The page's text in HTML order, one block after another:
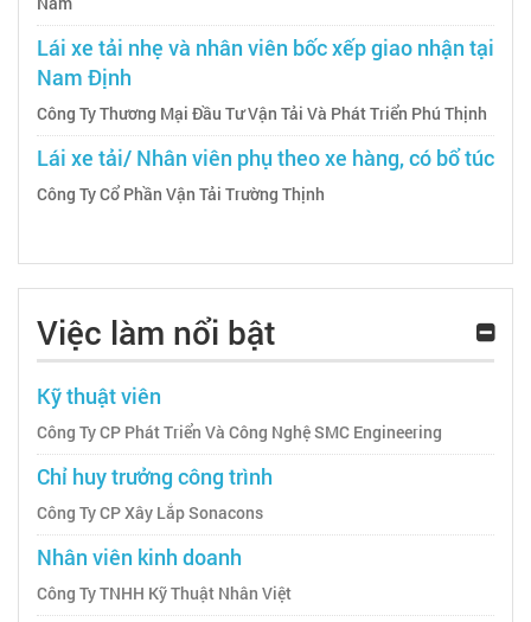
Lái xe tải nhẹ và nhân viên bốc xếp giao nhận tại
Nam Định
Công Ty Thương Mại Đầu Tư Vận Tải Và Phát Triển Phú Thịnh
Lái xe tải/ Nhân viên phụ theo xe hàng, có bổ túc
Công Ty Cổ Phần Vận Tải Trường Thịnh
Việc làm nổi bật
Kỹ thuật viên
Công Ty CP Phát Triển Và Công Nghệ SMC Engineering
Chỉ huy trưởng công trình
Công Ty CP Xây Lắp Sonacons
Nhân viên kinh doanh
Công Ty TNHH Kỹ Thuật Nhân Việt